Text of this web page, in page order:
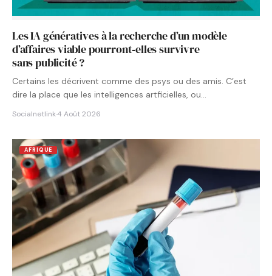
Les IA génératives à la recherche d’un modèle
d’affaires viable pourront‑elles survivre
sans publicité ?
Certains les décrivent comme des psys ou des amis. C’est
dire la place que les intelligences artficielles, ou…
Socialnetlink·4 Août 2026
AFRIQUE